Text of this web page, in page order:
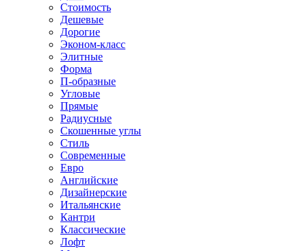
Стоимость
Дешевые
Дорогие
Эконом-класс
Элитные
Форма
П-образные
Угловые
Прямые
Радиусные
Скошенные углы
Стиль
Современные
Евро
Английские
Дизайнерские
Итальянские
Кантри
Классические
Лофт